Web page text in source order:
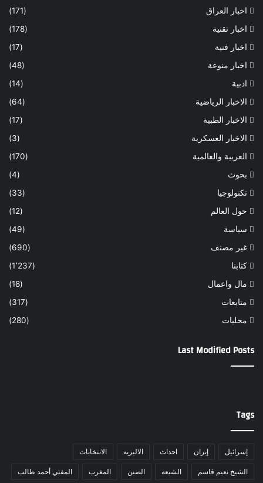
اخبار العراق
(171)
اخبار تقنية
(178)
اخبار فنية
(17)
اخبار منوعة
(48)
ادبية
(14)
الاخبار الرياضية
(64)
الاخبار الطبية
(17)
الاخبار العسكرية
(3)
العربية والعالمية
(170)
بحوث
(4)
تكنولوجيا
(33)
حول العالم
(12)
سياسة
(49)
غير مصنف
(690)
كتابنا
(1٬237)
مال واعمال
(18)
متابعات
(317)
محليات
(280)
Last Modified Posts
Tags
إسرائيل إيران احداث الاليزيه الانتخابات
الشيخ نعيم قاسم الشيعة الصين المغرب المفتي أحمد طالب